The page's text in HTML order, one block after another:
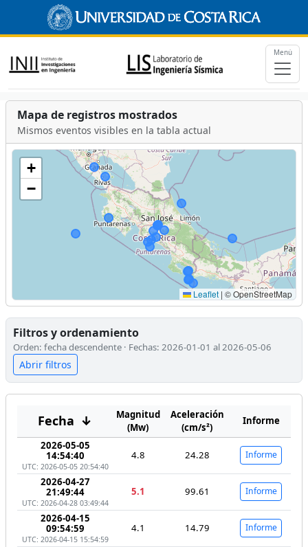
Menú
Mapa de registros mostrados
Mismos eventos visibles en la tabla actual
+
−
Leaflet | © OpenStreetMap
Filtros y ordenamiento
Orden: fecha descendente · Fechas: 2026-01-01 al 2026-05-06
Abrir filtros
Fecha ↓
Magnitud
(Mw)
Aceleración
(cm/s²)
Informe
2026-05-05
14:54:40
UTC: 2026-05-05 20:54:40
4.8 24.28 Informe
2026-04-27
21:49:44
UTC: 2026-04-28 03:49:44
5.1 99.61 Informe
2026-04-15
09:54:59
UTC: 2026-04-15 15:54:59
4.1 14.79 Informe